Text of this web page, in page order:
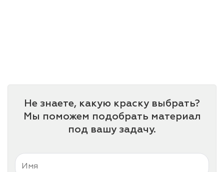
и эмали
Не знаете, какую краску выбрать?
Мы поможем подобрать материал
под вашу задачу.